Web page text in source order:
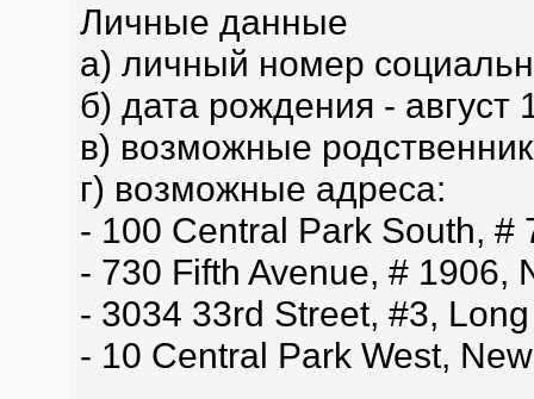
Личные данные
а) личный номер
б) дата рождения - август
в) возможные
г) возможные адреса:
- 100 Central Park South, #
- 730 Fifth Avenue, # 1906,
- 3034 33rd Street, #3,
- 10 Central Park West,